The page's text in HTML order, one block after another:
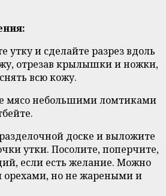
утку и сделайте разрез вдоль
отрезав крылышки и ножки,
всю кожу.
мясо небольшими ломтиками
доске и выложите
утки. Посолите, поперчите,
если есть желание. Можно
орехами, но не жареными и